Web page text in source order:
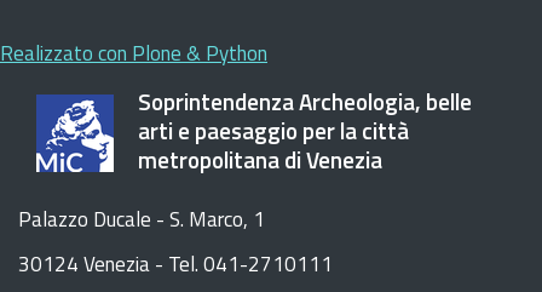
Realizzato con Plone & Python
Soprintendenza Archeologia, belle
arti e paesaggio per la città
metropolitana di Venezia
Palazzo Ducale - S. Marco, 1
30124 Venezia - Tel. 041-2710111